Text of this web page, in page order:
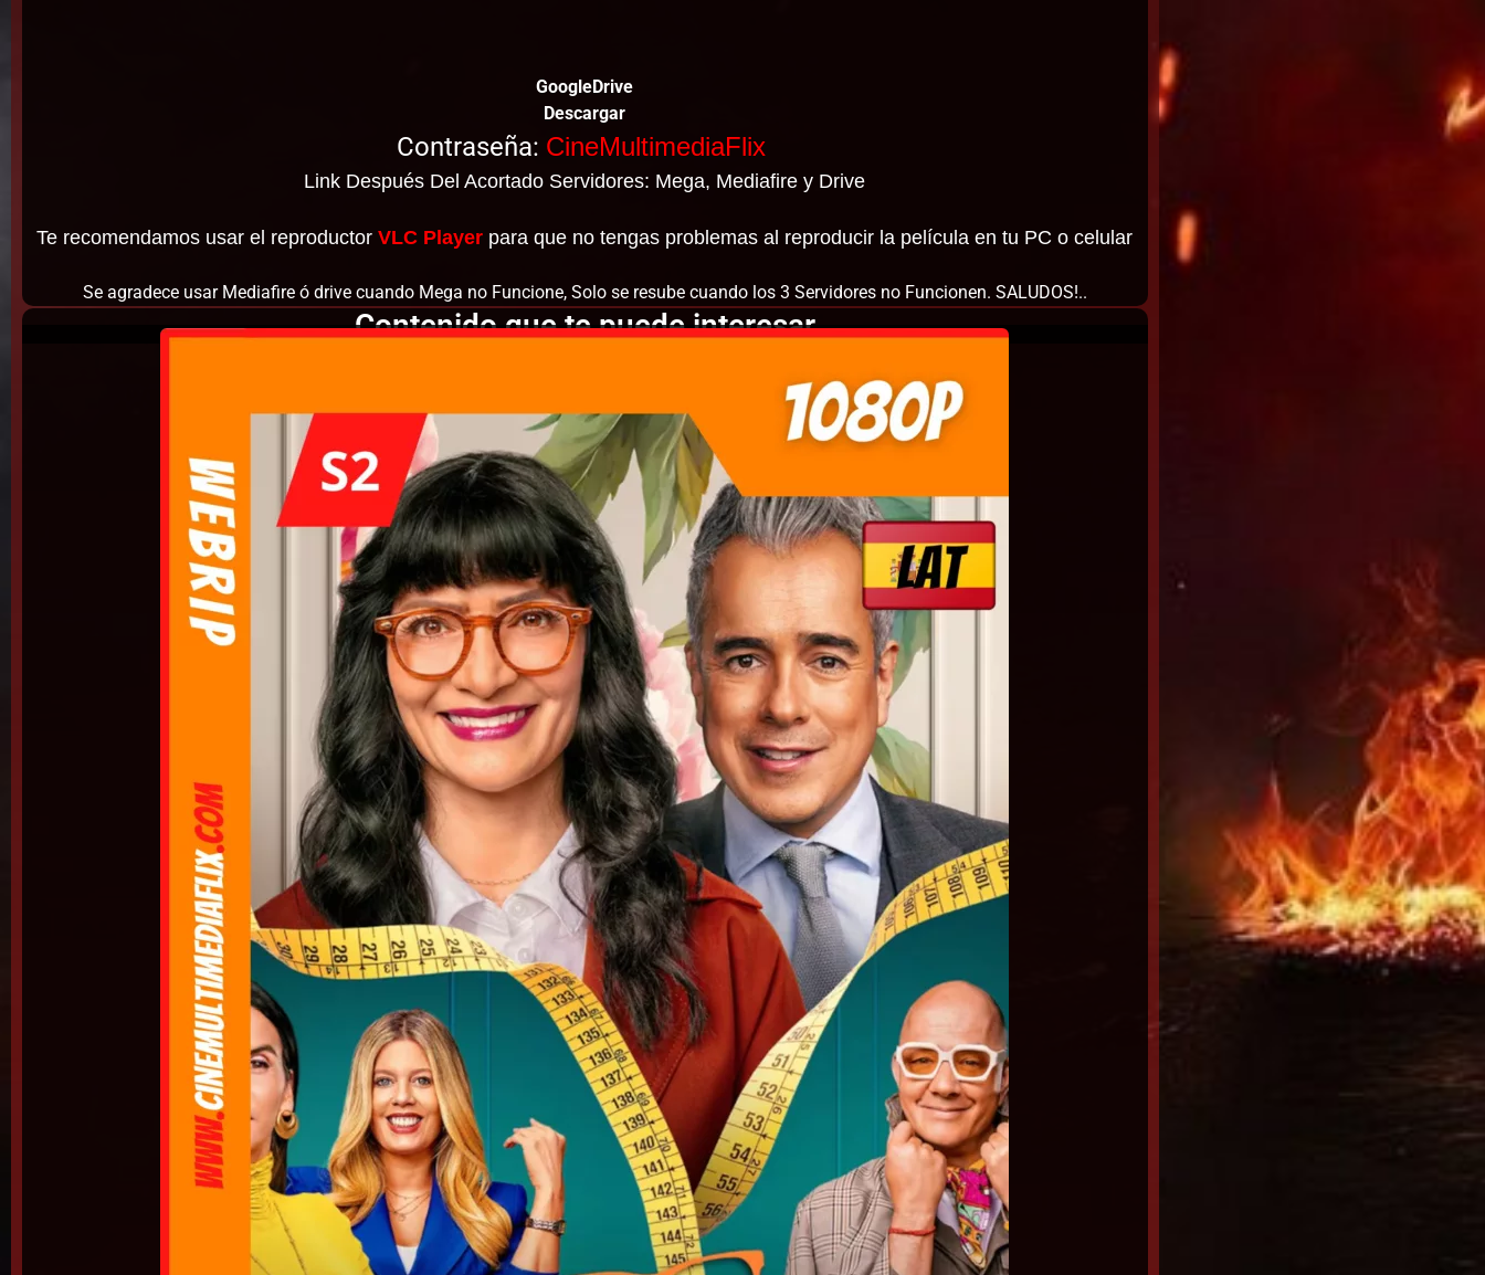
GoogleDrive
Descargar
Contraseña: CineMultimediaFlix
Link Después Del Acortado Servidores: Mega, Mediafire y Drive
Te recomendamos usar el reproductorVLC Player para que no tengas problemas al reproducir la película en tu PC o celular
Se agradece usar Mediafire ó drive cuando Mega no Funcione, Solo se resube cuando los 3 Servidores no Funcionen. SALUDOS!..
Contenido que te puede interesar